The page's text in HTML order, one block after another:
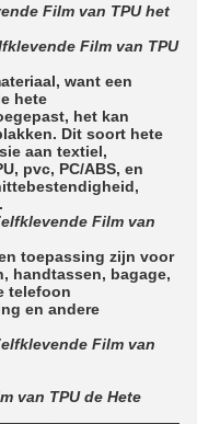
Film van TPU het
Film van TPU
want een
hete
het kan
Dit soort hete
aan textiel,
pvc, PC/ABS, en
Film van
toepassing zijn voor
handtassen, bagage,
telefoon
en andere
Film van
van TPU de Hete